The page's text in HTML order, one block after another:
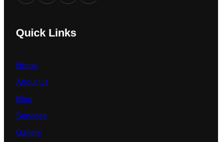
Quick Links
Home
About Us
Blog
Services
Gallery